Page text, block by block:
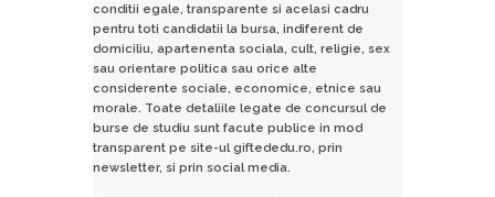
conditii egale, transparente si acelasi cadru
pentru toti candidatii la bursa, indiferent de
domiciliu, apartenenta sociala, cult, religie, sex
sau orientare politica sau orice alte
considerente sociale, economice, etnice sau
morale. Toate detaliile legate de concursul de
burse de studiu sunt facute publice in mod
transparent pe site-ul giftededu.ro, prin
newsletter, si prin social media.